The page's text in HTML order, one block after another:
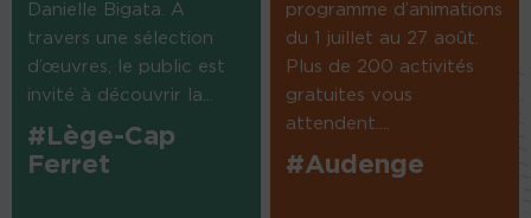
Danielle Bigata. A
travers une sélection
d’œuvres, le public est
invité à découvrir la...
#Lège-Cap
Ferret
programme d’animations
du 1 juillet au 27 août.
Plus de 200 activités
gratuites vous
attendent....
#Audenge